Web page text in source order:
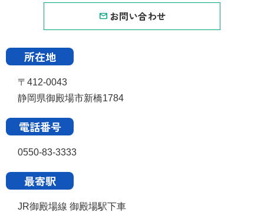
お問い合わせ
所在地
〒412-0043
静岡県御殿場市新橋1784
電話番号
0550-83-3333
最寄駅
JR御殿場線 御殿場駅下車